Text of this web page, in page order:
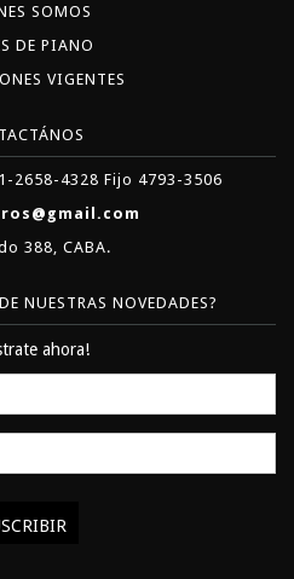
SOMOS
DE PIANO
VIGENTES
2658-4328 Fijo 4793-3506
388, CABA.
NUESTRAS NOVEDADES?
ahora!